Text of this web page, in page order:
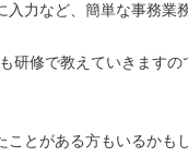
力など、簡単な事務業
研修で教えていきますの
ことがある方もいるかも